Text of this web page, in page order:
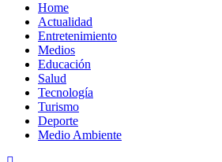
Home
Actualidad
Entretenimiento
Medios
Educación
Salud
Tecnología
Turismo
Deporte
Medio Ambiente